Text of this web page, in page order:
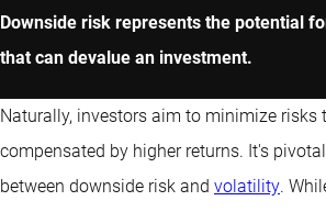
Downside risk represents the potential
that can devalue an investment.
Naturally, investors aim to minimize risks
compensated by higher returns. It's
between downside risk and volatility.